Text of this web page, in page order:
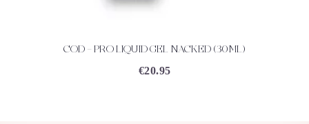
ACHETEZ DÉTAILS
COD – PRO LIQUID GEL NACKED (30ML)
€20.95